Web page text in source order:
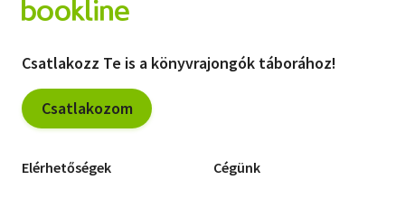
Csatlakozz Te is a könyvrajongók táborához!
Csatlakozom
Elérhetőségek Cégünk